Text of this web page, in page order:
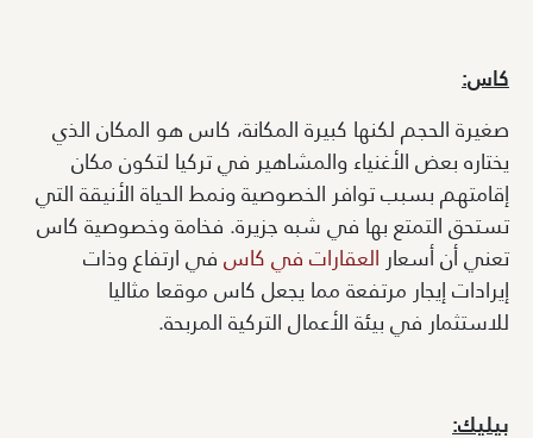
كاس:
صغيرة الحجم لكنها كبيرة المكانة، كاس هو المكان الذي
يختاره بعض الأغنياء والمشاهير في تركيا لتكون مكان
إقامتهم بسبب توافر الخصوصية ونمط الحياة الأنيقة التي
تستحق التمتع بها في شبه جزيرة. فخامة وخصوصية كاس
تعني أن أسعار العقارات في كاسفي ارتفاع وذات
إيرادات إيجار مرتفعة مما يجعل كاس موقعا مثاليا
للاستثمار في بيئة الأعمال التركية المربحة.
بيليك: